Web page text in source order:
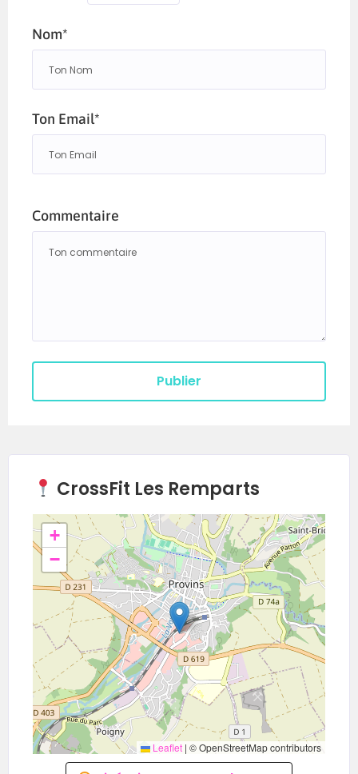
Nom*
Ton Email*
Commentaire
CrossFit Les Remparts
+
−
Leaflet | © OpenStreetMap contributors